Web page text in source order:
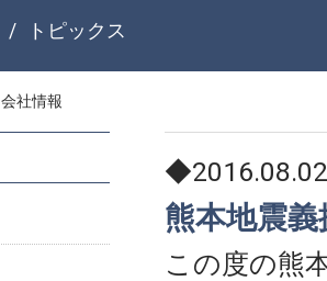
トピックス
会社情報
◆2016.08.02
熊本地震
この度の熊